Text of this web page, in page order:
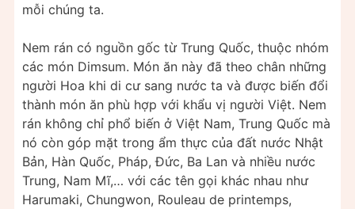
mỗi chúng ta.
Nem rán có nguồn gốc từ Trung Quốc, thuộc nhóm
các món Dimsum. Món ăn này đã theo chân những
người Hoa khi di cư sang nước ta và được biến đổi
thành món ăn phù hợp với khẩu vị người Việt. Nem
rán không chỉ phổ biến ở Việt Nam, Trung Quốc mà
nó còn góp mặt trong ẩm thực của đất nước Nhật
Bản, Hàn Quốc, Pháp, Đức, Ba Lan và nhiều nước
Trung, Nam Mĩ,… với các tên gọi khác nhau như
Harumaki, Chungwon, Rouleau de printemps,